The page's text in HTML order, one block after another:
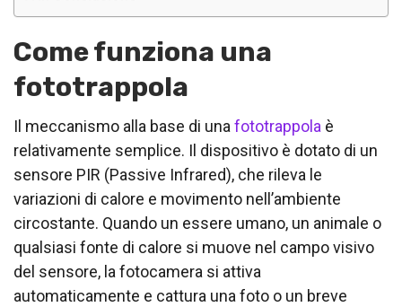
Come funziona una
fototrappola
Il meccanismo alla base di unafototrappola è
relativamente semplice. Il dispositivo è dotato di un
sensore PIR (Passive Infrared), che rileva le
variazioni di calore e movimento nell’ambiente
circostante. Quando un essere umano, un animale o
qualsiasi fonte di calore si muove nel campo visivo
del sensore, la fotocamera si attiva
automaticamente e cattura una foto o un breve